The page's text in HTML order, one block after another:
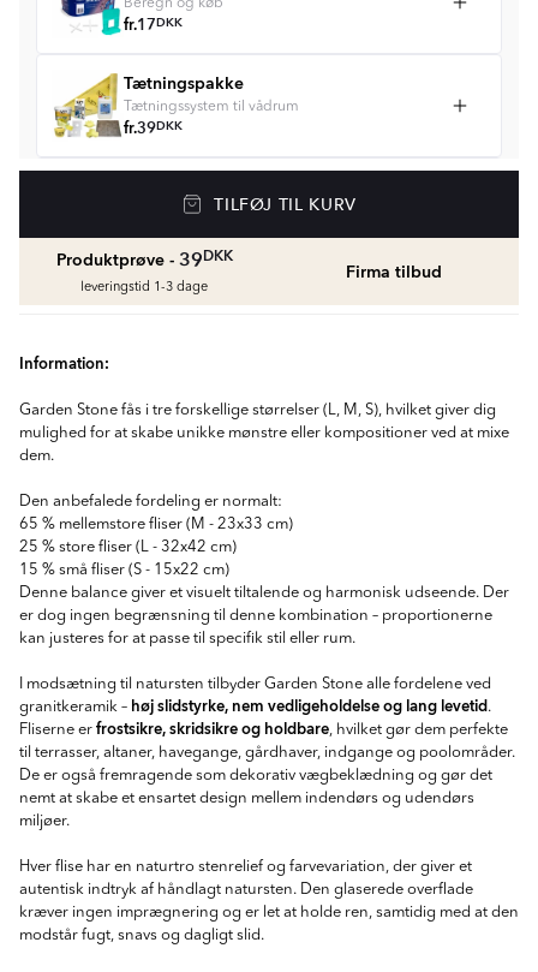
Beregn og køb
fr.17DKK
Tætningspakke
Tætningssystem til vådrum
fr.39DKK
Golvvärmepaket med termostat
Vådrumssilikone
Rengøring & Vedligeholdelse
Fliseliste
Beregn og køb
fr.38DKK
TILFØJ TIL KURV
Produktprøve - 39DKK
leveringstid 1-3 dage
Firma tilbud
Information:
Garden Stone fås i tre forskellige størrelser (L, M, S), hvilket giver dig
mulighed for at skabe unikke mønstre eller kompositioner ved at mixe
dem.
Den anbefalede fordeling er normalt:
65 % mellemstore fliser (M - 23x33 cm)
25 % store fliser (L - 32x42 cm)
15 % små fliser (S - 15x22 cm)
Denne balance giver et visuelt tiltalende og harmonisk udseende. Der
er dog ingen begrænsning til denne kombination – proportionerne
kan justeres for at passe til specifik stil eller rum.
I modsætning til natursten tilbyder Garden Stone alle fordelene ved
granitkeramik – høj slidstyrke, nem vedligeholdelse og lang levetid.
Fliserne er frostsikre, skridsikre og holdbare, hvilket gør dem perfekte
til terrasser, altaner, havegange, gårdhaver, indgange og poolområder.
De er også fremragende som dekorativ vægbeklædning og gør det
nemt at skabe et ensartet design mellem indendørs og udendørs
miljøer.
Hver flise har en naturtro stenrelief og farvevariation, der giver et
autentisk indtryk af håndlagt natursten. Den glaserede overflade
kræver ingen imprægnering og er let at holde ren, samtidig med at den
modstår fugt, snavs og dagligt slid.